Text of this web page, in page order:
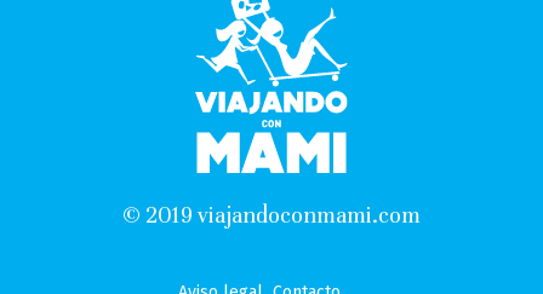
© 2019 viajandoconmami.com